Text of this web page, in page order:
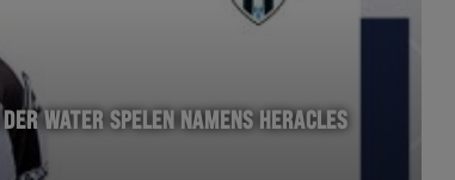
WATER SPELEN NAMENS HERACLES